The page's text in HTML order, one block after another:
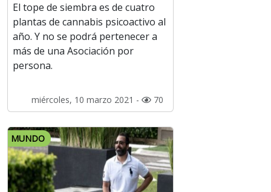
El tope de siembra es de cuatro
plantas de cannabis psicoactivo al
año. Y no se podrá pertenecer a
más de una Asociación por
persona.
miércoles, 10 marzo 2021 - 70
MUNDO